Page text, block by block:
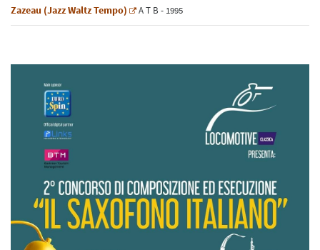
Zazeau (Jazz Waltz Tempo) AT B - 1995